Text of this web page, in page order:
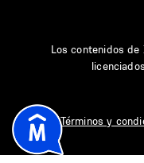
Los contenidos
Términos y